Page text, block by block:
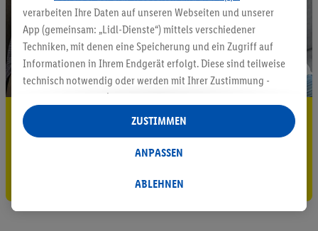
5.95 € Versand sparen³²ᵃ
Jetzt zum Newsletter anmelden
verarbeiten Ihre Daten auf unseren Webseiten und unserer
App (gemeinsam: „Lidl-Dienste“) mittels verschiedener
Techniken, mit denen eine Speicherung und ein Zugriff auf
Informationen in Ihrem Endgerät erfolgt. Diese sind teilweise
technisch notwendig oder werden mit Ihrer Zustimmung -
auch durch Partner (u.a.
Verantwortliche; im Zusammenhang mit dem IAB TCF
insgesamt
Statistik-Erstellung oder für personalisierte Werbung
Datenverarbeitungen für personalisierte Werbung werden
ABLEHNEN
ANPASSEN
ZUSTIMMEN